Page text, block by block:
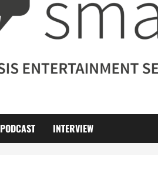
PODCAST INTERVIEW